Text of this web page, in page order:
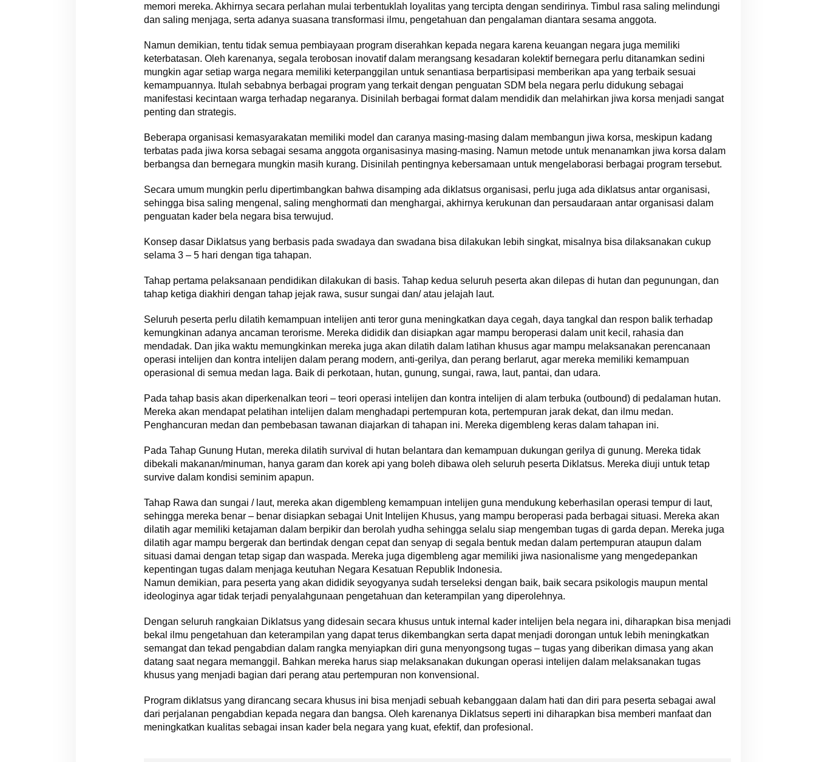
memori mereka. Akhirnya secara perlahan mulai terbentuklah loyalitas yang tercipta dengan sendirinya. Timbul rasa saling melindungi
dan saling menjaga, serta adanya suasana transformasi ilmu, pengetahuan dan pengalaman diantara sesama anggota.
Namun demikian, tentu tidak semua pembiayaan program diserahkan kepada negara karena keuangan negara juga memiliki
keterbatasan. Oleh karenanya, segala terobosan inovatif dalam merangsang kesadaran kolektif bernegara perlu ditanamkan sedini
mungkin agar setiap warga negara memiliki keterpanggilan untuk senantiasa berpartisipasi memberikan apa yang terbaik sesuai
kemampuannya. Itulah sebabnya berbagai program yang terkait dengan penguatan SDM bela negara perlu didukung sebagai
manifestasi kecintaan warga terhadap negaranya. Disinilah berbagai format dalam mendidik dan melahirkan jiwa korsa menjadi sangat
penting dan strategis.
Beberapa organisasi kemasyarakatan memiliki model dan caranya masing-masing dalam membangun jiwa korsa, meskipun kadang
terbatas pada jiwa korsa sebagai sesama anggota organisasinya masing-masing. Namun metode untuk menanamkan jiwa korsa dalam
berbangsa dan bernegara mungkin masih kurang. Disinilah pentingnya kebersamaan untuk mengelaborasi berbagai program tersebut.
Secara umum mungkin perlu dipertimbangkan bahwa disamping ada diklatsus organisasi, perlu juga ada diklatsus antar organisasi,
sehingga bisa saling mengenal, saling menghormati dan menghargai, akhirnya kerukunan dan persaudaraan antar organisasi dalam
penguatan kader bela negara bisa terwujud.
Konsep dasar Diklatsus yang berbasis pada swadaya dan swadana bisa dilakukan lebih singkat, misalnya bisa dilaksanakan cukup
selama 3 – 5 hari dengan tiga tahapan.
Tahap pertama pelaksanaan pendidikan dilakukan di basis. Tahap kedua seluruh peserta akan dilepas di hutan dan pegunungan, dan
tahap ketiga diakhiri dengan tahap jejak rawa, susur sungai dan/ atau jelajah laut.
Seluruh peserta perlu dilatih kemampuan intelijen anti teror guna meningkatkan daya cegah, daya tangkal dan respon balik terhadap
kemungkinan adanya ancaman terorisme. Mereka dididik dan disiapkan agar mampu beroperasi dalam unit kecil, rahasia dan
mendadak. Dan jika waktu memungkinkan mereka juga akan dilatih dalam latihan khusus agar mampu melaksanakan perencanaan
operasi intelijen dan kontra intelijen dalam perang modern, anti-gerilya, dan perang berlarut, agar mereka memiliki kemampuan
operasional di semua medan laga. Baik di perkotaan, hutan, gunung, sungai, rawa, laut, pantai, dan udara.
Pada tahap basis akan diperkenalkan teori – teori operasi intelijen dan kontra intelijen di alam terbuka (outbound) di pedalaman hutan.
Mereka akan mendapat pelatihan intelijen dalam menghadapi pertempuran kota, pertempuran jarak dekat, dan ilmu medan.
Penghancuran medan dan pembebasan tawanan diajarkan di tahapan ini. Mereka digembleng keras dalam tahapan ini.
Pada Tahap Gunung Hutan, mereka dilatih survival di hutan belantara dan kemampuan dukungan gerilya di gunung. Mereka tidak
dibekali makanan/minuman, hanya garam dan korek api yang boleh dibawa oleh seluruh peserta Diklatsus. Mereka diuji untuk tetap
survive dalam kondisi seminim apapun.
Tahap Rawa dan sungai / laut, mereka akan digembleng kemampuan intelijen guna mendukung keberhasilan operasi tempur di laut,
sehingga mereka benar – benar disiapkan sebagai Unit Intelijen Khusus, yang mampu beroperasi pada berbagai situasi. Mereka akan
dilatih agar memiliki ketajaman dalam berpikir dan berolah yudha sehingga selalu siap mengemban tugas di garda depan. Mereka juga
dilatih agar mampu bergerak dan bertindak dengan cepat dan senyap di segala bentuk medan dalam pertempuran ataupun dalam
situasi damai dengan tetap sigap dan waspada. Mereka juga digembleng agar memiliki jiwa nasionalisme yang mengedepankan
kepentingan tugas dalam menjaga keutuhan Negara Kesatuan Republik Indonesia.
Namun demikian, para peserta yang akan dididik seyogyanya sudah terseleksi dengan baik, baik secara psikologis maupun mental
ideologinya agar tidak terjadi penyalahgunaan pengetahuan dan keterampilan yang diperolehnya.
Dengan seluruh rangkaian Diklatsus yang didesain secara khusus untuk internal kader intelijen bela negara ini, diharapkan bisa menjadi
bekal ilmu pengetahuan dan keterampilan yang dapat terus dikembangkan serta dapat menjadi dorongan untuk lebih meningkatkan
semangat dan tekad pengabdian dalam rangka menyiapkan diri guna menyongsong tugas – tugas yang diberikan dimasa yang akan
datang saat negara memanggil. Bahkan mereka harus siap melaksanakan dukungan operasi intelijen dalam melaksanakan tugas
khusus yang menjadi bagian dari perang atau pertempuran non konvensional.
Program diklatsus yang dirancang secara khusus ini bisa menjadi sebuah kebanggaan dalam hati dan diri para peserta sebagai awal
dari perjalanan pengabdian kepada negara dan bangsa. Oleh karenanya Diklatsus seperti ini diharapkan bisa memberi manfaat dan
meningkatkan kualitas sebagai insan kader bela negara yang kuat, efektif, dan profesional.